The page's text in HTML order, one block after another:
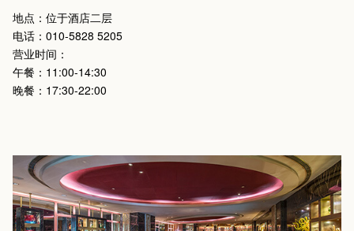
地点：位于酒店二层
电话：010-5828 5205
营业时间：
午餐：11:00-14:30
晚餐：17:30-22:00